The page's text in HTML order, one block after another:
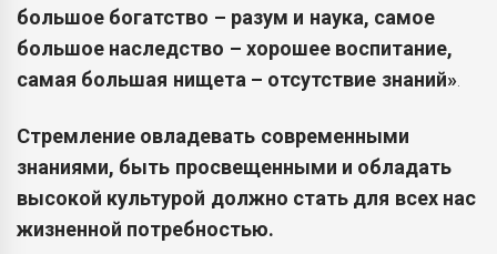
большое богатство – разум и наука, самое
большое наследство – хорошее воспитание,
самая большая нищета – отсутствие знаний».
Стремление овладевать современными
знаниями, быть просвещенными и обладать
высокой культурой должно стать для всех нас
жизненной потребностью.